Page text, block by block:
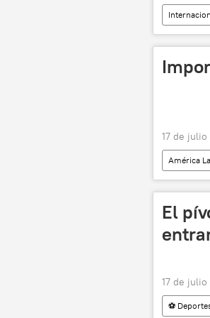
Zeev
armas
17 de julio
América
Ministerio
El
17 de julio
⚽